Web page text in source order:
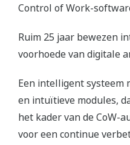
Control of Work-
Ruim 25 jaar bewezen
voorhoede van digitale
Een intelligent systeem
en intuïtieve modules,
het kader van de CoW-
voor een continue